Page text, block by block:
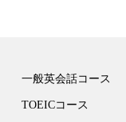
一般英会話コース
TOEICコース